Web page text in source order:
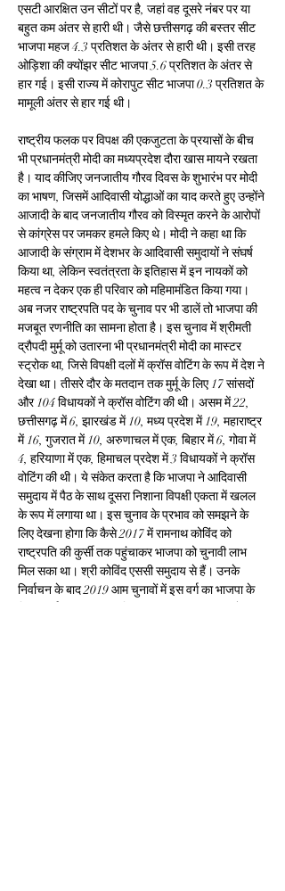
एसटी आरक्षित उन सीटों पर है, जहां वह दूसरे नंबर पर या
बहुत कम अंतर से हारी थी। जैसे छत्तीसगढ़ की बस्तर सीट
भाजपा महज 4.3 प्रतिशत के अंतर से हारी थी। इसी तरह
ओड़िशा की क्योंझर सीट भाजपा 5.6 प्रतिशत के अंतर से
हार गई। इसी राज्य में कोरापुट सीट भाजपा 0.3 प्रतिशत के
मामूली अंतर से हार गई थी।
राष्ट्रीय फलक पर विपक्ष की एकजुटता के प्रयासों के बीच
भी प्रधानमंत्री मोदी का मध्यप्रदेश दौरा खास मायने रखता
है। याद ​कीजिए जनजातीय गौरव दिवस के शुभारंभ पर मोदी
का भाषण, जिसमें आदिवासी योद्धाओं का याद करते हुए उन्होंने
आजादी के बाद जनजातीय गौरव को विस्मृत करने के आरोपों
से कांग्रेस पर जमकर हमले किए थे। मोदी ने कहा था कि
आजादी के संग्राम में देशभर के आदिवासी समुदायों ने संघर्ष
किया था, लेकिन स्वतंत्रता के इतिहास में इन नायकों को
महत्व न देकर एक ही परिवार को महिमामंडित किया गया।
अब नजर राष्ट्रपति पद के चुनाव पर भी डालें तो भाजपा की
मजबूत रणनीति का सामना होता है। इस चुनाव में श्रीमती
द्रौपदी मुर्मू को उतारना भी प्रधानमंत्री मोदी का मास्टर
स्ट्रोक था, जिसे विपक्षी दलों में क्रॉस वोटिंग के रूप में देश ने
देखा था। तीसरे दौर के मतदान तक मुर्मू के लिए 17 सांसदों
और 104 विधायकों ने क्रॉस वोटिंग की थी। असम में 22,
छत्तीसगढ़ में 6, झारखंड में 10, मध्य प्रदेश में 19, महाराष्ट्र
में 16, गुजरात में 10, अरुणाचल में एक, बिहार में 6, गोवा में
4, हरियाणा में एक, हिमाचल प्रदेश में 3 विधायकों ने क्रॉस
वोटिंग की थी। ये संकेत करता है कि भाजपा ने आदिवासी
समुदाय में पैठ के साथ दूसरा निशाना विपक्षी एकता में खलल
के रूप में लगाया था। इस चुनाव के प्रभाव को समझने के
लिए देखना होगा कि कैसे 2017 में रामनाथ कोविंद को
राष्ट्रपति की कुर्सी तक पहुंचाकर भाजपा को चुनावी लाभ
मिल सका था। श्री कोविंद एससी समुदाय से हैं। उनके
निर्वाचन के बाद 2019 आम चुनावों में इस वर्ग का भाजपा के